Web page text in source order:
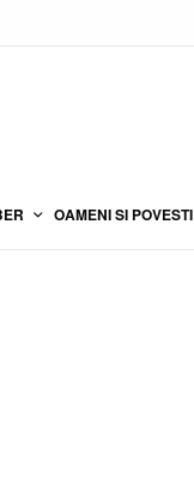
OAMENI SI POVESTI